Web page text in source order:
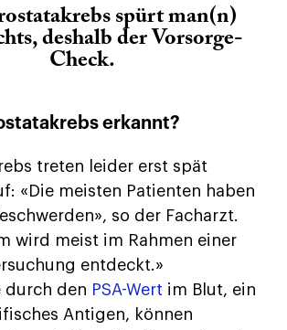
spürt man(n)
deshalb der Vorsorge-
Check.
erkannt?
treten leider erst spät
«Die meisten Patienten haben
so der Facharzt.
wird meist im Rahmen einer
entdeckt.»
durch den PSA-Wert im Blut, ein
Antigen, können